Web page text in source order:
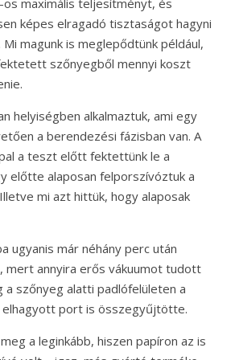
képes elragadó tisztaságot hagyni
magunk is meglepődtünk például,
szőnyegből mennyi koszt
helyiségben alkalmaztuk, ami egy
a berendezési fázisban van. A
a teszt előtt fektettünk le a
előtte alaposan felporszívóztuk a
mi azt hittük, hogy alaposak
ugyanis már néhány perc után
mert annyira erős vákuumot tudott
a szőnyeg alatti padlófelületen a
elhagyott port is összegyűjtötte.
a leginkább, hiszen papíron az is